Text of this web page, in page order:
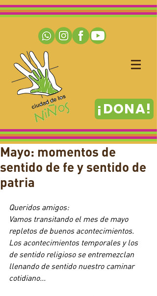
¡DONA!
Mayo: momentos de
sentido de fe y sentido de
patria
Queridos amigos:
Vamos transitando el mes de mayo
repletos de buenos acontecimientos.
Los acontecimientos temporales y los
de sentido religioso se entremezclan
llenando de sentido nuestro caminar
cotidiano...